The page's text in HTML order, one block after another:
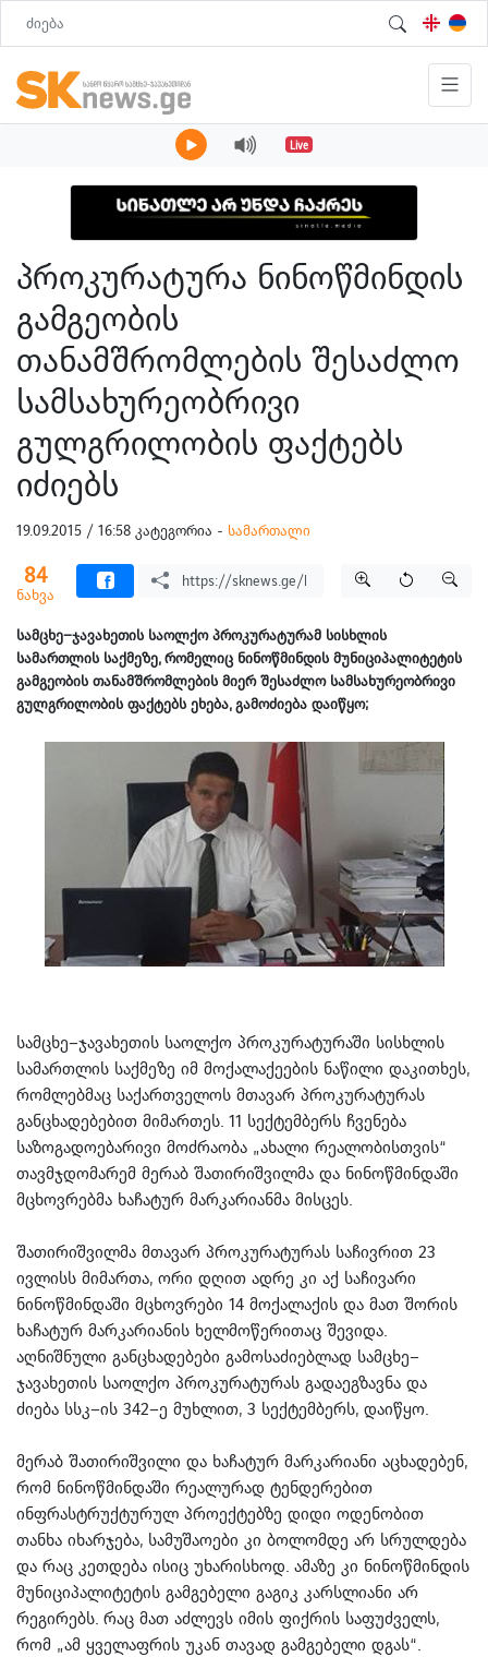
Live
პროკურატურა ნინოწმინდის
გამგეობის
თანამშრომლების შესაძლო
სამსახურეობრივი
გულგრილობის ფაქტებს
იძიებს
19.09.2015 / 16:58 კატეგორია - სამართალი
84
ნახვა
სამცხე–ჯავახეთის საოლქო პროკურატურამ სისხლის
სამართლის საქმეზე, რომელიც ნინოწმინდის მუნიციპალიტეტის
გამგეობის თანამშრომლების მიერ შესაძლო სამსახურეობრივი
გულგრილობის ფაქტებს ეხება, გამოძიება დაიწყო;
სამცხე–ჯავახეთის საოლქო პროკურატურაში სისხლის
სამართლის საქმეზე იმ მოქალაქეების ნაწილი დაკითხეს,
რომლებმაც საქართველოს მთავარ პროკურატურას
განცხადებებით მიმართეს. 11 სექტემბერს ჩვენება
საზოგადოებარივი მოძრაობა „ახალი რეალობისთვის“
თავმჯდომარემ მერაბ შათირიშვილმა და ნინოწმინდაში
მცხოვრებმა ხაჩატურ მარკარიანმა მისცეს.
შათირიშვილმა მთავარ პროკურატურას საჩივრით 23
ივლისს მიმართა, ორი დღით ადრე კი აქ საჩივარი
ნინოწმინდაში მცხოვრები 14 მოქალაქის და მათ შორის
ხაჩატურ მარკარიანის ხელმოწერითაც შევიდა.
აღნიშნული განცხადებები გამოსაძიებლად სამცხე–
ჯავახეთის საოლქო პროკურატურას გადაეგზავნა და
ძიება სსკ–ის 342–ე მუხლით, 3 სექტემბერს, დაიწყო.
მერაბ შათირიშვილი და ხაჩატურ მარკარიანი აცხადებენ,
რომ ნინოწმინდაში რეალურად ტენდერებით
ინფრასტრუქტურულ პროექტებზე დიდი ოდენობით
თანხა იხარჯება, სამუშაოები კი ბოლომდე არ სრულდება
და რაც კეთდება ისიც უხარისხოდ. ამაზე კი ნინოწმინდის
მუნიციპალიტეტის გამგებელი გაგიკ კარსლიანი არ
რეგირებს. რაც მათ აძლევს იმის ფიქრის საფუძველს,
რომ „ამ ყველაფრის უკან თავად გამგებელი დგას“.